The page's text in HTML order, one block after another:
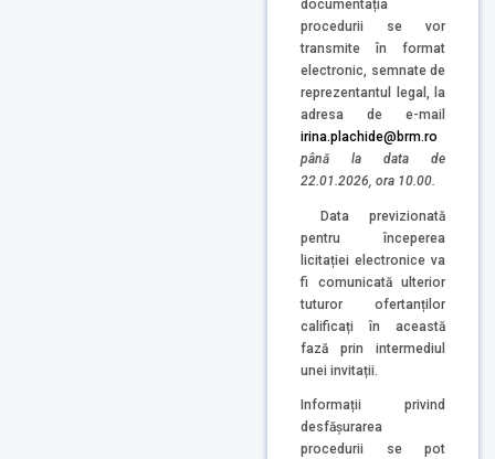
documentația
procedurii se vor
transmite în format
electronic, semnate de
reprezentantul legal, la
adresa de e-mail
irina.plachide@brm.ro
până la data de
22.01.2026, ora 10.00.
Data previzionată
pentru începerea
licitației electronice va
fi comunicată ulterior
tuturor ofertanților
calificați în această
fază prin intermediul
unei invitații.
Informații privind
desfășurarea
procedurii se pot